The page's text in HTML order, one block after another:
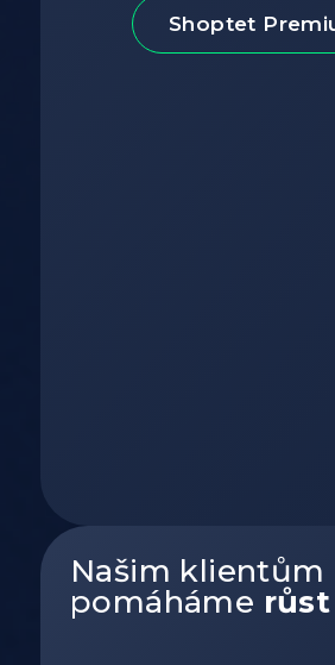
Shoptet
Našim klientům
pomáháme růst